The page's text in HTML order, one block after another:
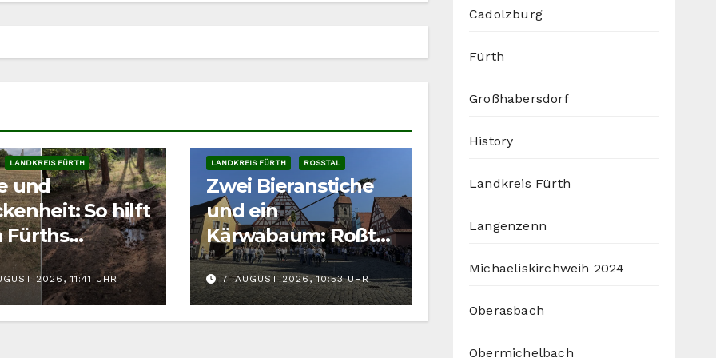
LANDKREIS FÜRTH
und
So hilft
Fürths
richtig
2026, 11:41 UHR
LANDKREIS FÜRTH ROSSTAL
Zwei Bieranstiche
und ein
Kärwabaum: Roßtal
feiert Kärwa
7. AUGUST 2026, 10:53 UHR
Cadolzburg
Fürth
Großhabersdorf
History
Landkreis Fürth
Langenzenn
Michaeliskirchweih 2024
Oberasbach
Obermichelbach